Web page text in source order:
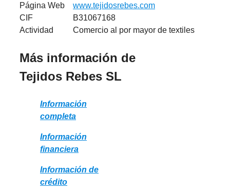
Página Web
www.tejidosrebes.com
CIF
B31067168
Actividad
Comercio al por mayor de textiles
Más información de
Tejidos Rebes SL
Información
completa
Información
financiera
Información de
crédito